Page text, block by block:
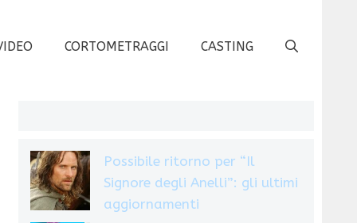
CORTOMETRAGGI CASTING
Possibile ritorno per “Il
Signore degli Anelli”: gli ultimi
aggiornamenti